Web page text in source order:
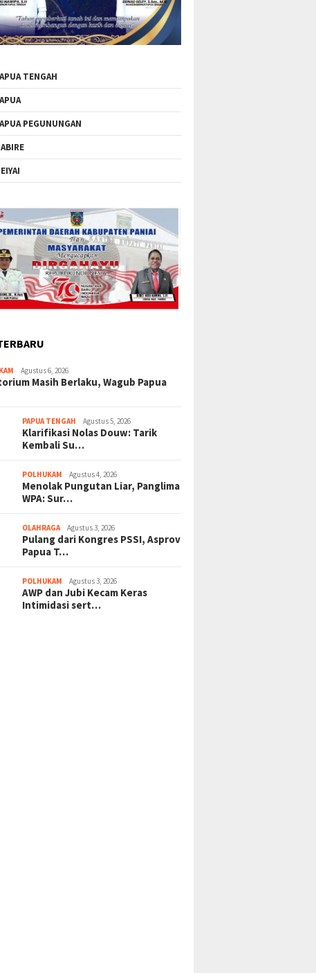
TENGAH
PEGUNUNGAN
Agustus 6, 2026
Masih Berlaku, Wagub Papua
PAPUA TENGAH Agustus 5, 2026
Klarifikasi Nolas Douw: Tarik
Kembali Su…
POLHUKAM Agustus 4, 2026
Menolak Pungutan Liar, Panglima
WPA: Sur…
OLAHRAGA Agustus 3, 2026
Pulang dari Kongres PSSI, Asprov
Papua T…
POLHUKAM Agustus 3, 2026
AWP dan Jubi Kecam Keras
Intimidasi sert…